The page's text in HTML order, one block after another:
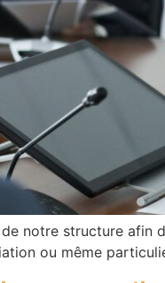
notre structure afin
ou même